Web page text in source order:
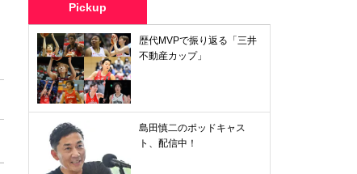
Pickup
歴代MVPで振り返る「三井
不動産カップ」
島田慎二のポッドキャス
ト、配信中！